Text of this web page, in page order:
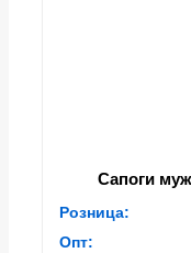
Сапоги
Розница:
Опт: